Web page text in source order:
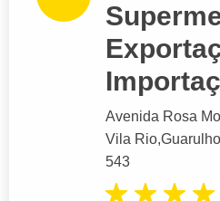
Avenida Rosa
Vila Rio,
543